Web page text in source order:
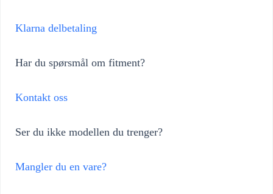
Klarna delbetaling
Har du spørsmål om fitment?
Kontakt oss
Ser du ikke modellen du trenger?
Mangler du en vare?